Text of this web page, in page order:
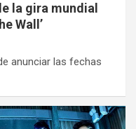
la gira mundial
Wall’
anunciar las fechas